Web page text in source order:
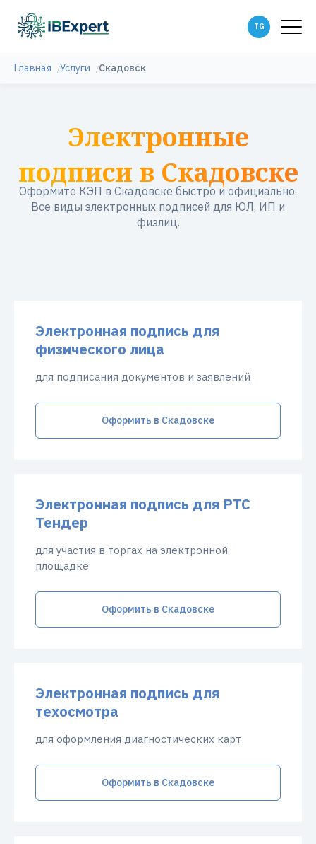
Главная Услуги Скадовск
Электронные
подписи в Скадовске
Оформите КЭП в Скадовске быстро и официально.
Все виды электронных подписей для ЮЛ, ИП и
физлиц.
Электронная подпись для
физического лица
для подписания документов и заявлений
Оформить в Скадовске
Электронная подпись для РТС
Тендер
для участия в торгах на электронной
площадке
Оформить в Скадовске
Электронная подпись для
техосмотра
для оформления диагностических карт
Оформить в Скадовске